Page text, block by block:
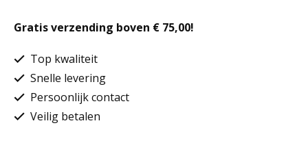
Gratis verzending boven € 75,00!
Top kwaliteit
Snelle levering
Persoonlijk contact
Veilig betalen